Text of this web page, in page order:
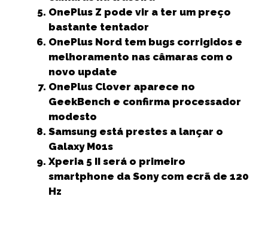
OnePlus Z pode vir a ter um preço
bastante tentador
OnePlus Nord tem bugs corrigidos e
melhoramento nas câmaras com o
novo update
OnePlus Clover aparece no
GeekBench e confirma processador
modesto
Samsung está prestes a lançar o
Galaxy M01s
Xperia 5 II será o primeiro
smartphone da Sony com ecrã de 120
Hz